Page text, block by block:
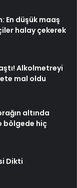
En düşük maaş
halay çekerek
Alkolmetreyi
mal oldu
altında
bölgede hiç
Dikti